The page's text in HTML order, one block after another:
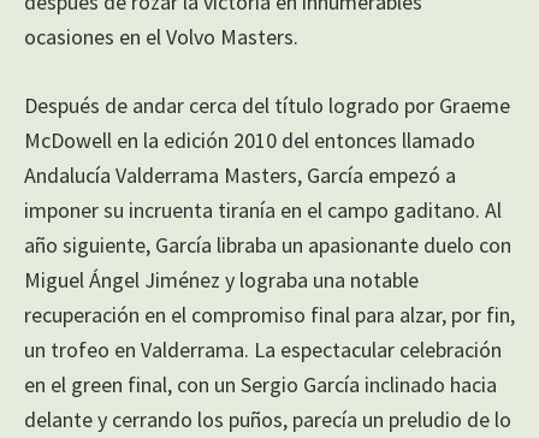
ocasiones en el Volvo Masters.
Después de andar cerca del título logrado por Graeme
McDowell en la edición 2010 del entonces llamado
Andalucía Valderrama Masters, García empezó a
imponer su incruenta tiranía en el campo gaditano. Al
año siguiente, García libraba un apasionante duelo con
Miguel Ángel Jiménez y lograba una notable
recuperación en el compromiso final para alzar, por fin,
un trofeo en Valderrama. La espectacular celebración
en el green final, con un Sergio García inclinado hacia
delante y cerrando los puños, parecía un preludio de lo